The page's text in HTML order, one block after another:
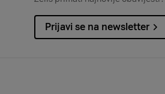
Prijavi se na newsletter